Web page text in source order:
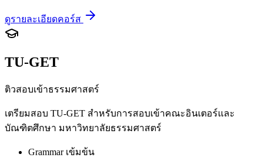
ดูรายละเอียดคอร์ส
TU-GET
ติวสอบเข้าธรรมศาสตร์
เตรียมสอบ TU-GET สำหรับการสอบเข้าคณะอินเตอร์และ
บัณฑิตศึกษา มหาวิทยาลัยธรรมศาสตร์
Grammar เข้มข้น